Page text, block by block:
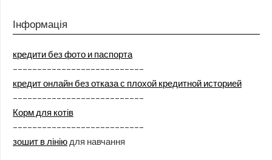
Інформація
кредити без фото и паспорта
–––––––––––––––––––––––––––
кредит онлайн без отказа с плохой кредитной историей
–––––––––––––––––––––––––––
Корм для котів
–––––––––––––––––––––––––––
зошит в лінію для навчання